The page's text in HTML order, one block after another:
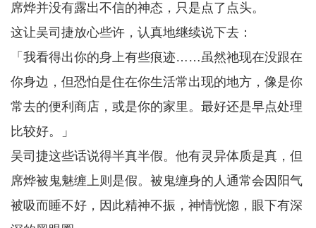
席烨并没有露出不信的神态，只是点了点头。
这让吴司捷放心些许，认真地继续说下去：
「我看得出你的身上有些痕迹……虽然祂现在没跟在
你身边，但恐怕是住在你生活常出现的地方，像是你
常去的便利商店，或是你的家里。最好还是早点处理
比较好。」
吴司捷这些话说得半真半假。他有灵异体质是真，但
席烨被鬼魅缠上则是假。被鬼缠身的人通常会因阳气
被吸而睡不好，因此精神不振，神情恍惚，眼下有深